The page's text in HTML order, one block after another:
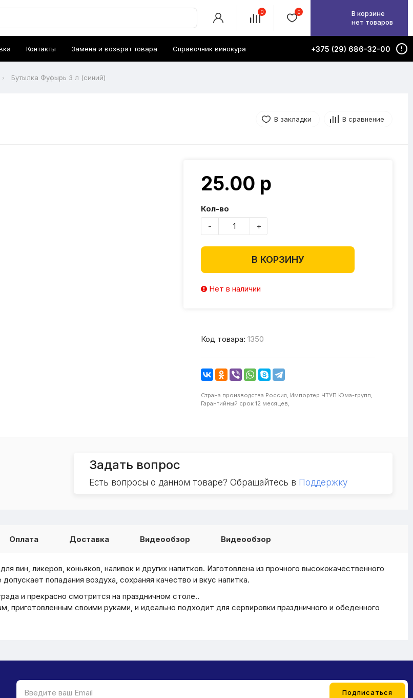
0 0
В корзине
нет товаров
Контакты Замена и возврат товара Справочник винокура +375 (29) 686-32-00
Бутылка Фуфырь 3 л (синий)
В закладки В сравнение
25.00 р
Кол-во
-
+
В КОРЗИНУ
Нет в наличии
Код товара: 1350
Страна производства Россия, Импортер ЧТУП Юма-групп,
Гарантийный срок 12 месяцев,
Задать вопрос
Есть вопросы о данном товаре? Обращайтесь в Поддержку
Оплата Доставка Видеообзор Видеообзор
вин, ликеров, коньяков, наливок и других напитков. Изготовлена из прочного высококачественного
попадания воздуха, сохраняя качество и вкус напитка.
и прекрасно смотрится на праздничном столе..
приготовленным своими руками, и идеально подходит для сервировки праздничного и обеденного